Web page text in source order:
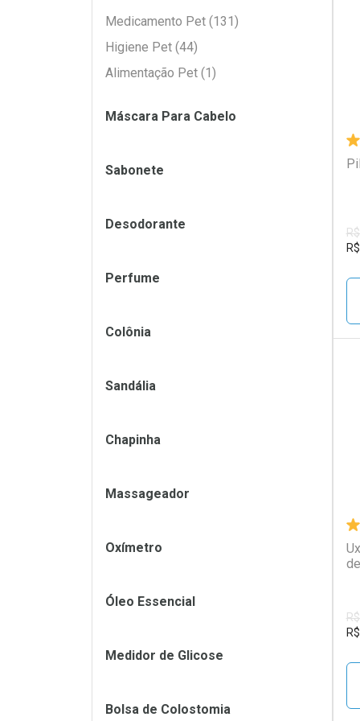
R$
R$
Medicamento Pet (131)
Higiene Pet (44)
Alimentação Pet (1)
Máscara Para Cabelo
Sabonete
Desodorante
Perfume
Colônia
Sandália
Chapinha
Massageador
Oxímetro
Óleo Essencial
Medidor de Glicose
Bolsa de Colostomia